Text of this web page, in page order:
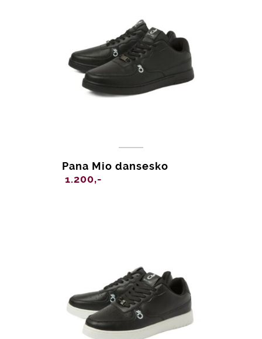
Pana Mio dansesko
1.200,-